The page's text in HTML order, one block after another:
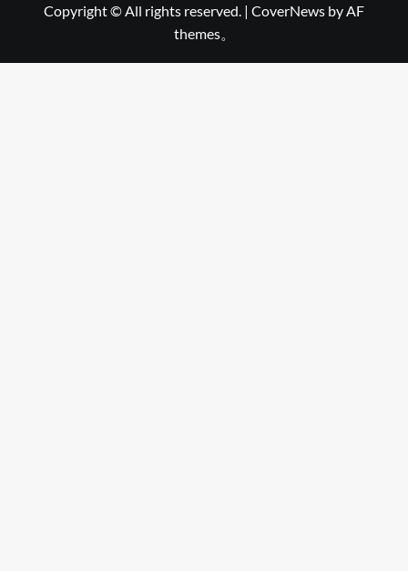
Copyright © All rights reserved. | CoverNews by AF
themes。